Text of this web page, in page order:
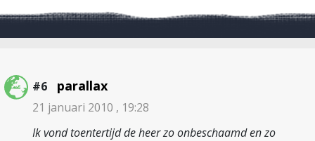
#6 parallax
21 januari 2010 , 19:28
Ik vond toentertijd de heer zo onbeschaamd en zo